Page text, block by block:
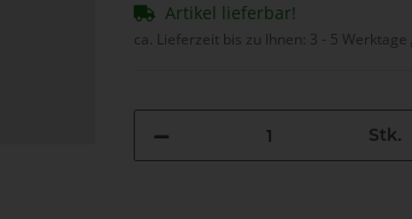
Artikel lieferbar!
ca. Lieferzeit bis zu Ihnen: 3 - 5 Werktage
Stk.